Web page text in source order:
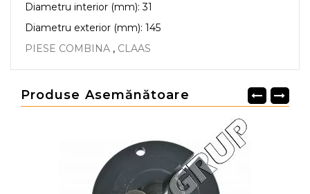
Diametru interior (mm): 31
Diametru exterior (mm): 145
PIESE COMBINA , CLAAS
Produse Asemănătoare